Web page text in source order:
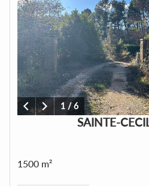
1 /6
SAINTE-
1500 m²